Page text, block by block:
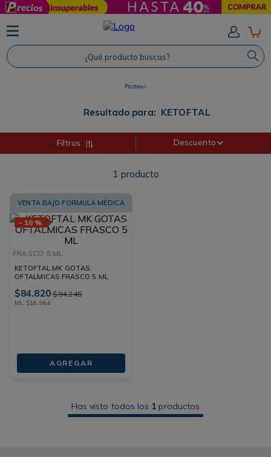
¿Qué producto buscas?
Pasteur
Resultado para: KETOFTAL
Filtros Descuento
1 producto
VENTA BAJO FORMULA MÉDICA
- 10 %
FRASCO 5 ML
KETOFTAL MK GOTAS
OFTALMICAS FRASCO 5 ML
$84.820 $94.245
ML $16 964
AGREGAR
Has visto todos los 1 productos
TÉRMINOS MÁS BUSCADOS
1. Protector Solar
2. Shampoo